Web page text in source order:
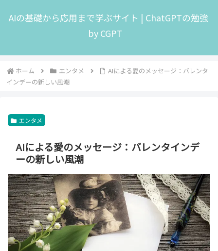
AIの基礎から応用まで学ぶサイト | ChatGPTの勉強
by CGPT
ホーム エンタメ
AIによる愛のメッセージ：バレンタ
インデーの新しい風潮
エンタメ
AIによる愛のメッセージ：バレンタインデ
ーの新しい風潮